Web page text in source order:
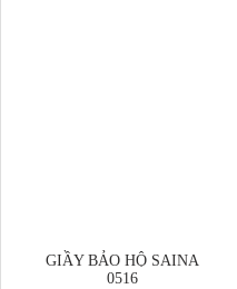
GIẦY BẢO HỘ SAINA
0516